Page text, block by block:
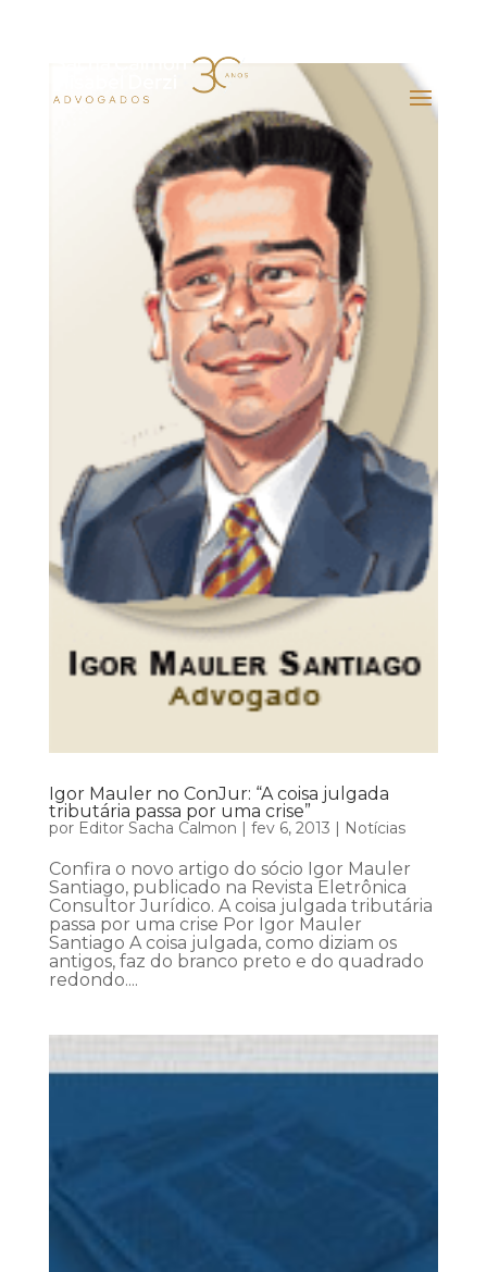
Igor Mauler no ConJur: “A coisa julgada
tributária passa por uma crise”
por Editor Sacha Calmon | fev 6, 2013 | Notícias
Confira o novo artigo do sócio Igor Mauler
Santiago, publicado na Revista Eletrônica
Consultor Jurídico. A coisa julgada tributária
passa por uma crise Por Igor Mauler
Santiago A coisa julgada, como diziam os
antigos, faz do branco preto e do quadrado
redondo....